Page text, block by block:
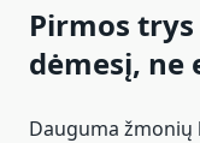
Pirmos
dėmesį, ne
Dauguma